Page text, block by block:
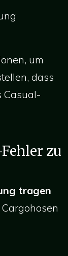
um
dass
Casual-
zu
tragen